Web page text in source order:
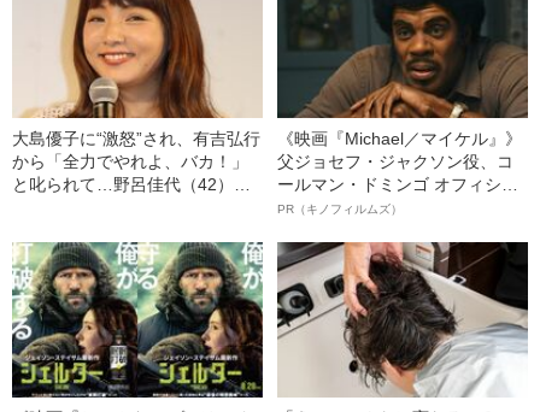
大島優子に“激怒”され、有吉弘行
から「全力でやれよ、バカ！」
と叱られて…野呂佳代（42）は
《映画『Michael／マイケル』》
父ジョセフ・ジャクソン役、コ
ールマン・ドミンゴ オフィシャ
ルインタビュー“観客を魅了した
語る”《日本興収70億円突破》
PR（キノフィルムズ）